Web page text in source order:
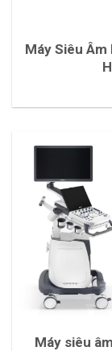
Máy Siêu Âm
Máy siêu